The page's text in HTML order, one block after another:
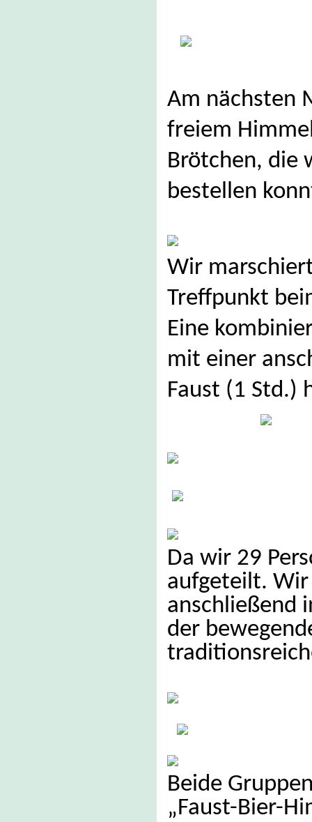
Am nächsten
freiem
Brötchen, die
bestellen
Wir
Treffpunkt
Eine
mit einer
Faust (1 Std.)
Da wir 29
aufgeteilt.
anschließend
der
Beide
„Faust-Bier-